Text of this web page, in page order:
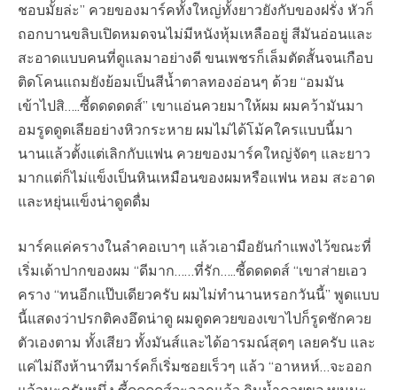
ชอบมั้ยล่ะ” ควยของมาร์คทั้งใหญ่ทั้งยาวยังกับของฝรั่ง หัวก็
ถอกบานขลิบเปิดหมดจนไม่มีหนังหุ้มเหลืออยู่ สีมันอ่อนและ
สะอาดแบบคนที่ดูแลมาอย่างดี ขนเพชรก็เล็มตัดสั้นจนเกือบ
ติดโคนแถมยังย้อมเป็นสีน้ำตาลทองอ่อนๆ ด้วย “อมมัน
เข้าไปสิ…..ซี้ดดดดดส์” เขาแอ่นควยมาให้ผม ผมคว้ามันมา
อมรูดดูดเลียอย่างหิวกระหาย ผมไม่ได้โม้คใครแบบนี้มา
นานแล้วตั้งแต่เลิกกับแฟน ควยของมาร์คใหญ่จัดๆ และยาว
มากแต่ก็ไม่แข็งเป็นหินเหมือนของผมหรือแฟน หอม สะอาด
และหยุ่นแข็งน่าดูดดื่ม
มาร์คแค่ครางในลำคอเบาๆ แล้วเอามือยันกำแพงไว้ขณะที่
เริ่มเด้าปากของผม “ดีมาก……ที่รัก…..ซี้ดดดดส์ “เขาส่ายเอว
คราง “ทนอีกแป๊บเดียวครับ ผมไม่ทำนานหรอกวันนี้” พูดแบบ
นี้แสดงว่าปรกติคงอึดน่าดู ผมดูดควยของเขาไปก็รูดชักควย
ตัวเองตาม ทั้งเสียว ทั้งมันส์และได้อารมณ์สุดๆ เลยครับ และ
แค่ไม่ถึงห้านาทีมาร์คก็เริ่มซอยเร็วๆ แล้ว “อาหหห์…จะออก